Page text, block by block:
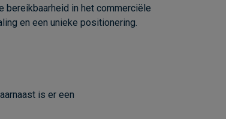
bereikbaarheid in het commerciële
en een unieke positionering.
is er een